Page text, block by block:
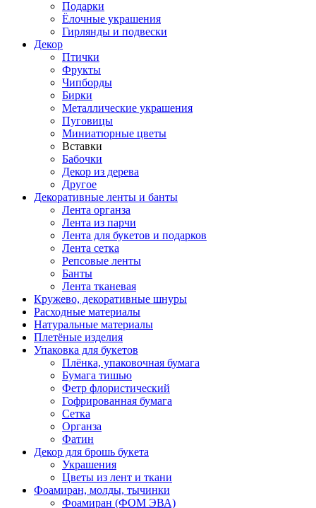
Подарки
Ёлочные украшения
Гирлянды и подвески
Декор
Птички
Фрукты
Чипборды
Бирки
Металлические украшения
Пуговицы
Миниатюрные цветы
Вставки
Бабочки
Декор из дерева
Другое
Декоративные ленты и банты
Лента органза
Лента из парчи
Лента для букетов и подарков
Лента сетка
Репсовые ленты
Банты
Лента тканевая
Кружево, декоративные шнуры
Расходные материалы
Натуральные материалы
Плетёные изделия
Упаковка для букетов
Плёнка, упаковочная бумага
Бумага тишью
Фетр флористический
Гофрированная бумага
Сетка
Органза
Фатин
Декор для брошь букета
Украшения
Цветы из лент и ткани
Фоамиран, молды, тычинки
Фоамиран (ФОМ ЭВА)